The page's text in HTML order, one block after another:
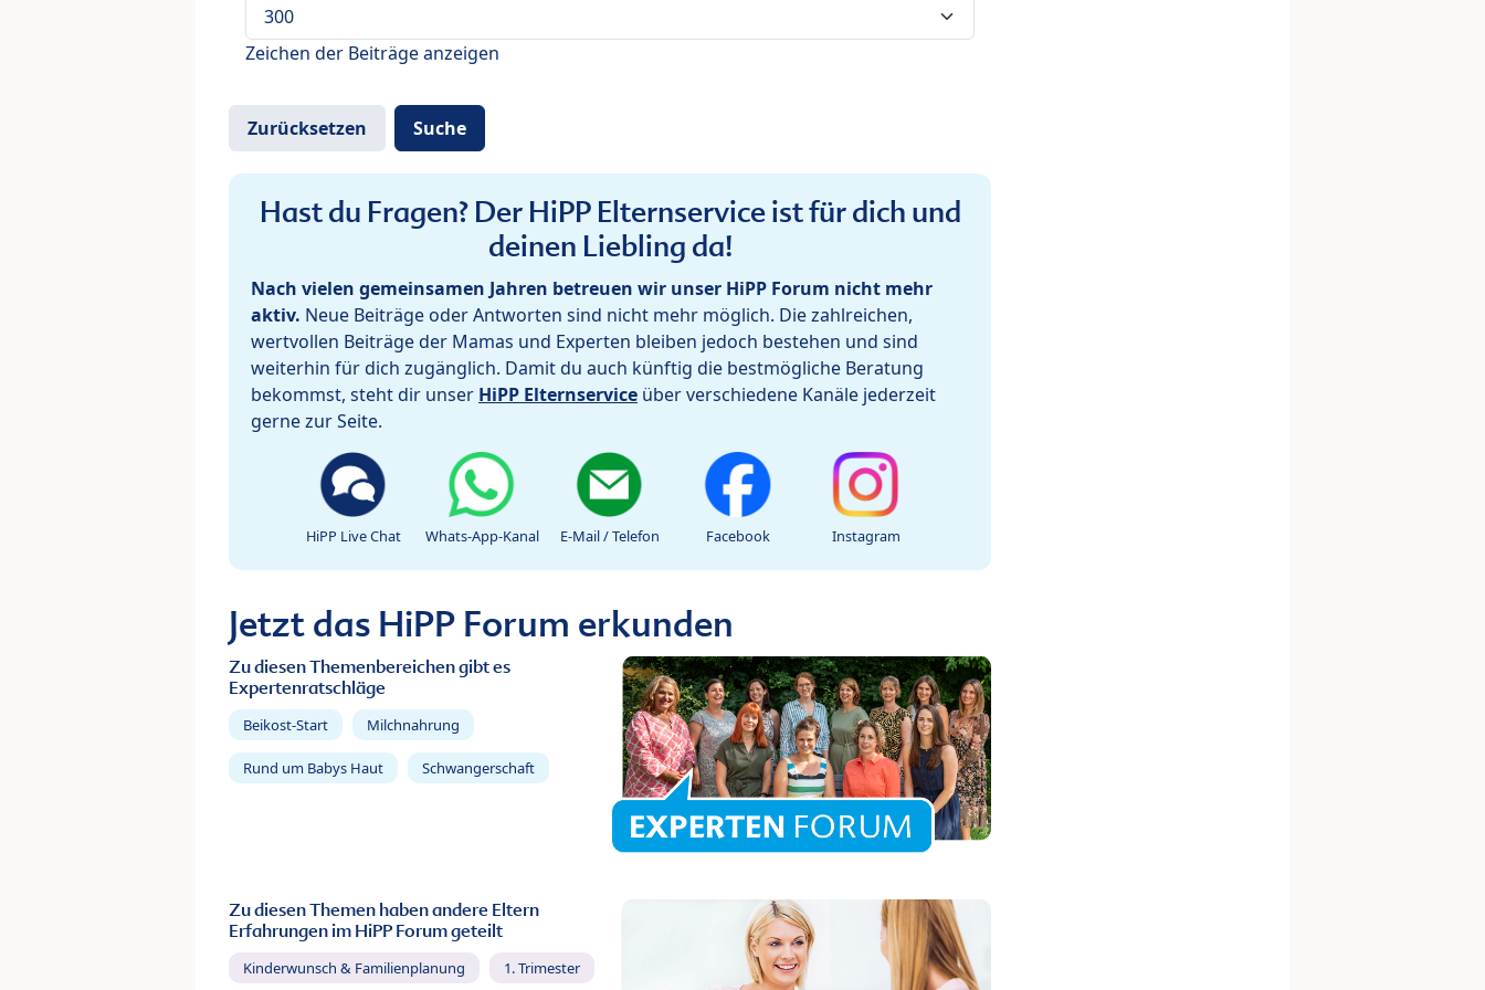
Zeichen der Beiträge anzeigen
Hast du Fragen? Der HiPP Elternservice ist für dich und
deinen Liebling da!
Nach vielen gemeinsamen Jahren betreuen wir unser HiPP Forum nicht mehr
aktiv. Neue Beiträge oder Antworten sind nicht mehr möglich. Die zahlreichen,
wertvollen Beiträge der Mamas und Experten bleiben jedoch bestehen und sind
weiterhin für dich zugänglich. Damit du auch künftig die bestmögliche Beratung
bekommst, steht dir unser HiPP Elternservice über verschiedene Kanäle jederzeit
gerne zur Seite.
HiPP Live Chat Whats-App-Kanal E-Mail / Telefon Facebook Instagram
Jetzt das HiPP Forum erkunden
Zu diesen Themenbereichen gibt es
Expertenratschläge
Beikost-Start Milchnahrung
Rund um Babys Haut Schwangerschaft
Zu diesen Themen haben andere Eltern
Erfahrungen im HiPP Forum geteilt
Kinderwunsch & Familienplanung 1. Trimester